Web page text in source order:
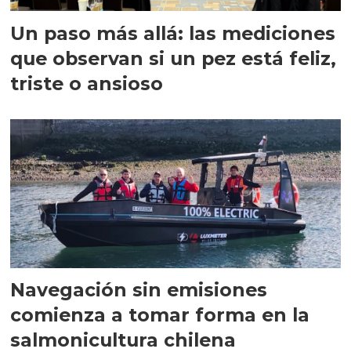
Un paso más allá: las mediciones
que observan si un pez está feliz,
triste o ansioso
Navegación sin emisiones
comienza a tomar forma en la
salmonicultura chilena